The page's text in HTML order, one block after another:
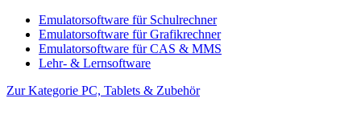
Emulatorsoftware für Schulrechner
Emulatorsoftware für Grafikrechner
Emulatorsoftware für CAS & MMS
Lehr- & Lernsoftware
Zur Kategorie PC, Tablets & Zubehör